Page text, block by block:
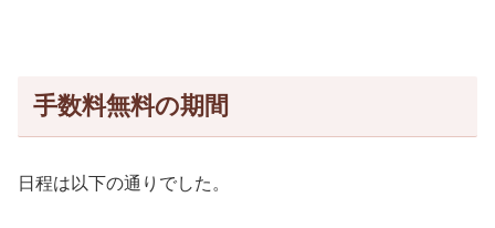
手数料無料の期間
日程は以下の通りでした。